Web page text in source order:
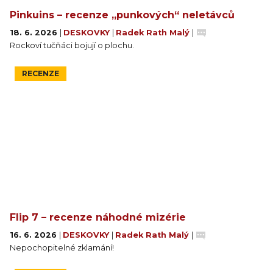
Pinkuins – recenze „punkových“ neletávců
18. 6. 2026 | DESKOVKY | Radek Rath Malý |
Rockoví tučňáci bojují o plochu.
RECENZE
Flip 7 – recenze náhodné mizérie
16. 6. 2026 | DESKOVKY | Radek Rath Malý |
Nepochopitelné zklamání!